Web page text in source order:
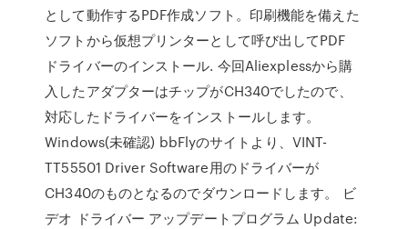
として動作するPDF作成ソフト。印刷機能を備えた
ソフトから仮想プリンターとして呼び出してPDF
ドライバーのインストール. 今回Aliexplessから購
入したアダプターはチップがCH340でしたので、
対応したドライバーをインストールします。
Windows(未確認) bbFlyのサイトより、VINT-
TT55501 Driver Software用のドライバーが
CH340のものとなるのでダウンロードします。 ビ
デオ ドライバー アップデートプログラム Update: